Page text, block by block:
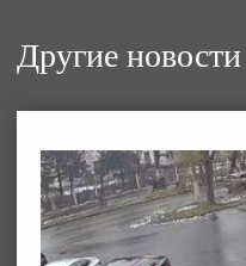
Другие новости